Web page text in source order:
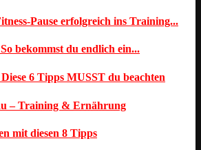
Pause erfolgreich ins Training...
bekommst du endlich ein...
6 Tipps MUSST du beachten
– Training & Ernährung
mit diesen 8 Tipps